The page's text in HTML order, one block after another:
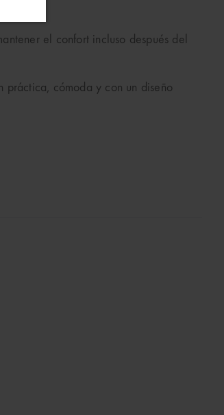
el confort incluso después del
cómoda y con un diseño